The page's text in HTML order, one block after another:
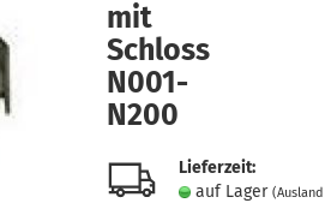
vergessen?
Zubehör für Wassersportträger
mit
Schloss
N001-
N200
Lieferzeit:
auf Lager(Ausland